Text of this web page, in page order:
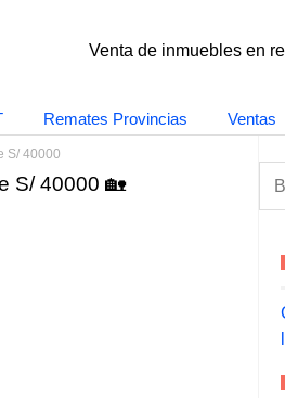
Venta de inmuebles en
Remates Provincias Ventas
S/ 40000
S/ 40000 🏡
a